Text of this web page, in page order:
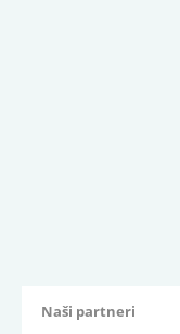
Naši partneri